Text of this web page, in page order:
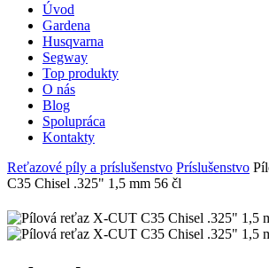
Úvod
Gardena
Husqvarna
Segway
Top produkty
O nás
Blog
Spolupráca
Kontakty
Reťazové píly a príslušenstvo Príslušenstvo
C35 Chisel .325" 1,5 mm 56 čl